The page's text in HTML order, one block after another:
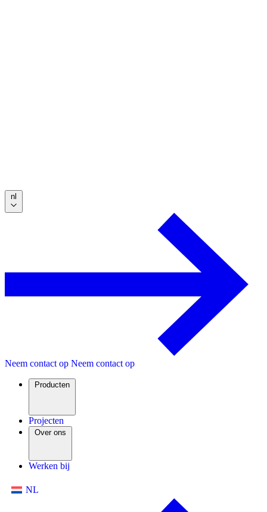
nl
Neem contact op Neem contact op
Producten
Projecten
Over ons
Werken bij
NL